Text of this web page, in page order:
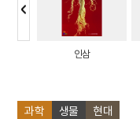
과학 생물 현대
인삼